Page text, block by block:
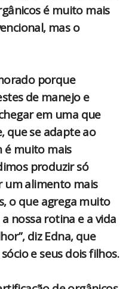
é muito mais
mas o
porque
de manejo e
em uma que
que se adapte ao
é muito mais
produzir só
um alimento mais
o que agrega muito
nossa rotina e a vida
diz Edna, que
e seus dois filhos.